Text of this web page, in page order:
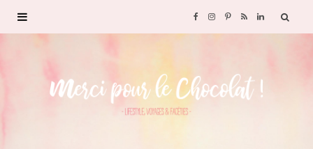
F
c
I P
n
R
S
L